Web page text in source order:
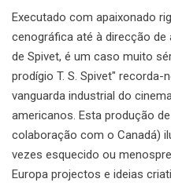
Executado com apaixonado
cenográfica até à direcção
de Spivet, é um caso muito
prodígio T. S. Spivet" recorda-
vanguarda industrial do
americanos. Esta produção
colaboração com o Canadá)
vezes esquecido ou
Europa projectos e ideias